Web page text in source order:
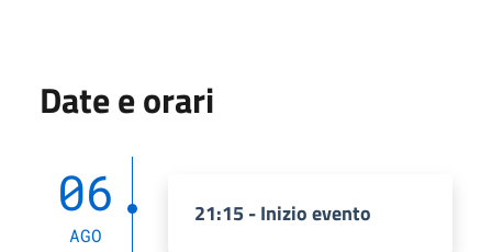
Date e orari
06
AGO
21:15 - Inizio evento